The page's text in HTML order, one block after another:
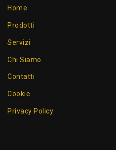
Home
Prodotti
Servizi
Chi Siamo
Contatti
Cookie
Privacy Policy